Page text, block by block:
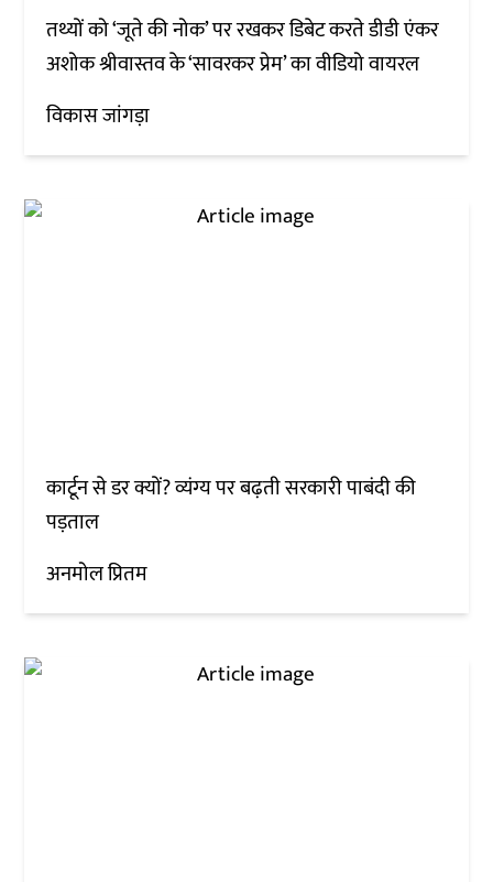
तथ्यों को ‘जूते की नोक’ पर रखकर डिबेट करते डीडी एंकर
अशोक श्रीवास्तव के ‘सावरकर प्रेम’ का वीडियो वायरल
विकास जांगड़ा
कार्टून से डर क्यों? व्यंग्य पर बढ़ती सरकारी पाबंदी की
पड़ताल
अनमोल प्रितम